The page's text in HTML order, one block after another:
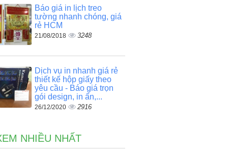
Báo giá in lịch treo
tường nhanh chóng, giá
rẻ HCM
21/08/2018 3248
Dịch vụ in nhanh giá rẻ
thiết kế hộp giấy theo
yêu cầu - Báo giá trọn
gói design, in ấn,...
26/12/2020 2916
NHIỀU NHẤT